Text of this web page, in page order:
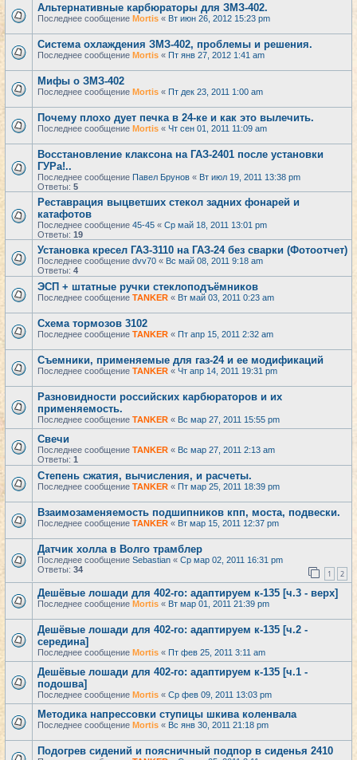
Альтернативные карбюраторы для ЗМЗ-402.
Последнее сообщение Mortis « Вт июн 26, 2012 15:23 pm
Система охлаждения ЗМЗ-402, проблемы и решения.
Последнее сообщение Mortis « Пт янв 27, 2012 1:41 am
Мифы о ЗМЗ-402
Последнее сообщение Mortis « Пт дек 23, 2011 1:00 am
Почему плохо дует печка в 24-ке и как это вылечить.
Последнее сообщение Mortis « Чт сен 01, 2011 11:09 am
Восстановление клаксона на ГАЗ-2401 после установки
ГУРа!..
Последнее сообщение Павел Брунов « Вт июл 19, 2011 13:38 pm
Ответы: 5
Реставрация выцветших стекол задних фонарей и
катафотов
Последнее сообщение 45-45 « Ср май 18, 2011 13:01 pm
Ответы: 19
Установка кресел ГАЗ-3110 на ГАЗ-24 без сварки (Фотоотчет)
Последнее сообщение dvv70 « Вс май 08, 2011 9:18 am
Ответы: 4
ЭСП + штатные ручки стеклоподъёмников
Последнее сообщение TANKER « Вт май 03, 2011 0:23 am
Схема тормозов 3102
Последнее сообщение TANKER « Пт апр 15, 2011 2:32 am
Съемники, применяемые для газ-24 и ее модификаций
Последнее сообщение TANKER « Чт апр 14, 2011 19:31 pm
Разновидности российских карбюраторов и их
применяемость.
Последнее сообщение TANKER « Вс мар 27, 2011 15:55 pm
Свечи
Последнее сообщение TANKER « Вс мар 27, 2011 2:13 am
Ответы: 1
Степень сжатия, вычисления, и расчеты.
Последнее сообщение TANKER « Пт мар 25, 2011 18:39 pm
Взаимозаменяемость подшипников кпп, моста, подвески.
Последнее сообщение TANKER « Вт мар 15, 2011 12:37 pm
Датчик холла в Волго трамблер
Последнее сообщение Sebastian « Ср мар 02, 2011 16:31 pm
Ответы: 34 1 2
Дешёвые лошади для 402-го: адаптируем к-135 [ч.3 - верх]
Последнее сообщение Mortis « Вт мар 01, 2011 21:39 pm
Дешёвые лошади для 402-го: адаптируем к-135 [ч.2 -
середина]
Последнее сообщение Mortis « Пт фев 25, 2011 3:11 am
Дешёвые лошади для 402-го: адаптируем к-135 [ч.1 -
подошва]
Последнее сообщение Mortis « Ср фев 09, 2011 13:03 pm
Методика напрессовки ступицы шкива коленвала
Последнее сообщение Mortis « Вс янв 30, 2011 21:18 pm
Подогрев сидений и поясничный подпор в сиденья 2410